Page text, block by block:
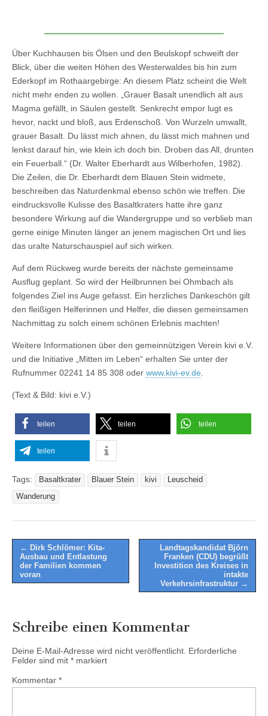
Über Kuchhausen bis Ölsen und den Beulskopf schweift der
Blick, über die weiten Höhen des Westerwaldes bis hin zum
Ederkopf im Rothaargebirge: An diesem Platz scheint die Welt
nicht mehr enden zu wollen. „Grauer Basalt unendlich alt aus
Magma gefällt, in Säulen gestellt. Senkrecht empor lugt es
hevor, nackt und bloß, aus Erdenschoß. Von Wurzeln umwallt,
grauer Basalt. Du lässt mich ahnen, du lässt mich mahnen und
lenkst darauf hin, wie klein ich doch bin. Droben das All, drunten
ein Feuerball.“ (Dr. Walter Eberhardt aus Wilberhofen, 1982).
Die Zeilen, die Dr. Eberhardt dem Blauen Stein widmete,
beschreiben das Naturdenkmal ebenso schön wie treffen. Die
eindrucksvolle Kulisse des Basaltkraters hatte ihre ganz
besondere Wirkung auf die Wandergruppe und so verblieb man
gerne einige Minuten länger an jenem magischen Ort und lies
das uralte Naturschauspiel auf sich wirken.
Auf dem Rückweg wurde bereits der nächste gemeinsame
Ausflug geplant. So wird der Heilbrunnen bei Ohmbach als
folgendes Ziel ins Auge gefasst. Ein herzliches Dankeschön gilt
den fleißigen Helferinnen und Helfer, die diesen gemeinsamen
Nachmittag zu solch einem schönen Erlebnis machten!
Weitere Informationen über den gemeinnützigen Verein kivi e.V.
und die Initiative „Mitten im Leben“ erhalten Sie unter der
Rufnummer 02241 14 85 308 oder www.kivi-ev.de
(Text & Bild: kivi e.V.)
teilen teilen teilen
teilen
Tags: Basaltkrater Blauer Stein kivi
Leuscheid
Wanderung
Post
navigation
← Dirk Schlömer: Kita-
Ausbau und Entlastung
der Familien kommen
voran
Landtagskandidat Björn
Franken (CDU) begrüßt
Investition des Kreises in
intakte
Verkehrsinfrastruktur →
Schreibe einen Kommentar
Deine E-Mail-Adresse wird nicht veröffentlicht. Erforderliche
Felder sind mit * markiert
Kommentar *